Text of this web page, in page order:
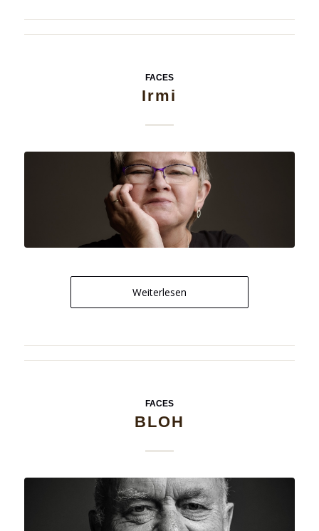
FACES
Irmi
Weiterlesen
FACES
BLOH